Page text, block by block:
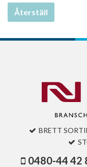
Återställ
BRETT
0480-44 42